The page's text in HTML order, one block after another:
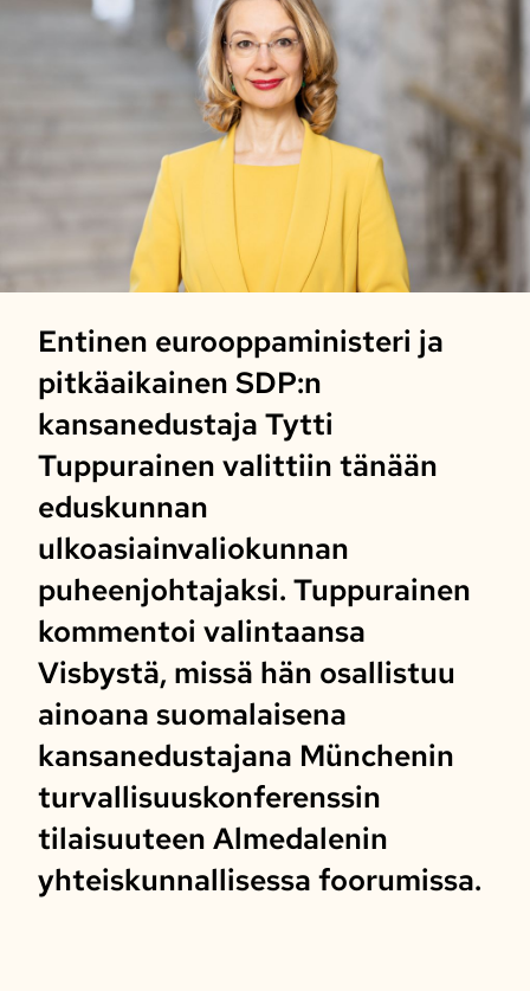
Entinen eurooppaministeri ja
pitkäaikainen SDP:n
kansanedustaja Tytti
Tuppurainen valittiin tänään
eduskunnan
ulkoasiainvaliokunnan
puheenjohtajaksi. Tuppurainen
kommentoi valintaansa
Visbystä, missä hän osallistuu
ainoana suomalaisena
kansanedustajana Münchenin
turvallisuuskonferenssin
tilaisuuteen Almedalenin
yhteiskunnallisessa foorumissa.